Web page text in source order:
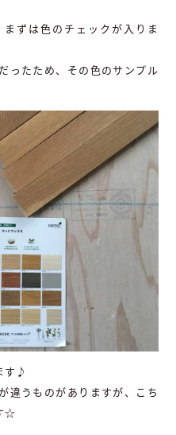
ずは色のチェックが入りま
ったため、その色のサンプル
す♪
違うものがありますが、こち
☆